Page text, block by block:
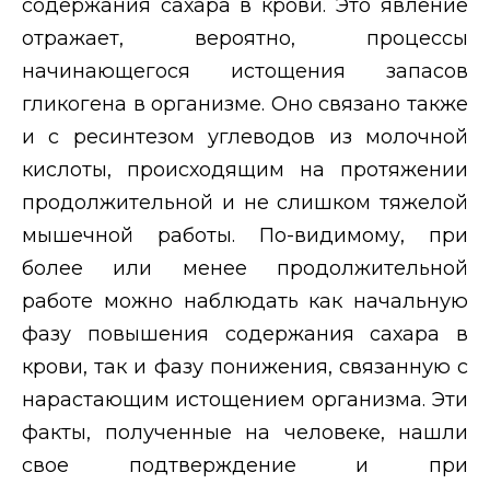
содержания сахара в крови. Это явление
отражает, вероятно, процессы
начинающегося истощения запасов
гликогена в организме. Оно связано также
и с ресинтезом углеводов из молочной
кислоты, происходящим на протяжении
продолжительной и не слишком тяжелой
мышечной работы. По-видимому, при
более или менее продолжительной
работе можно наблюдать как начальную
фазу повышения содержания сахара в
крови, так и фазу понижения, связанную с
нарастающим истощением организма. Эти
факты, полученные на человеке, нашли
свое подтверждение и при